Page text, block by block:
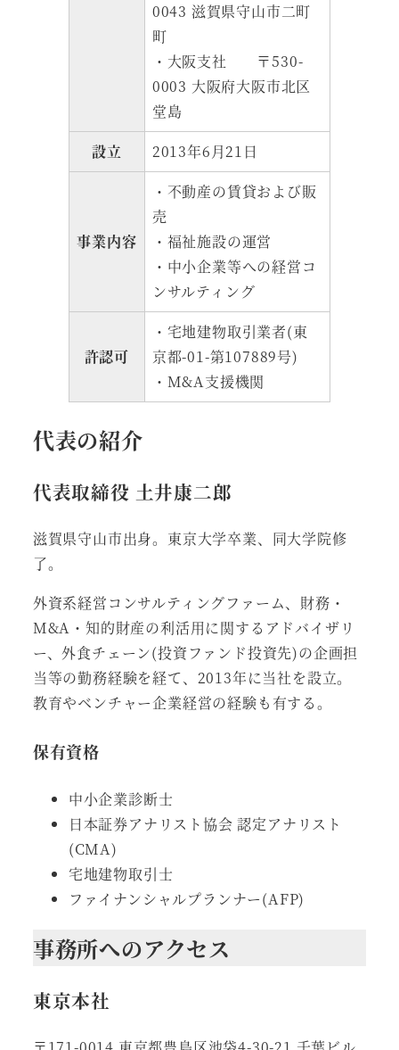
0043 滋賀県守山市二町
町
・大阪支社 〒530-
0003 大阪府大阪市北区
堂島
設立
2013年6月21日
事業内容
・不動産の賃貸および販
売
・福祉施設の運営
・中小企業等への経営コ
ンサルティング
許認可
・宅地建物取引業者(東
京都-01-第107889号)
・M&A支援機関
代表の紹介
代表取締役 土井康二郎
滋賀県守山市出身。東京大学卒業、同大学院修
了。
外資系経営コンサルティングファーム、財務・
M&A・知的財産の利活用に関するアドバイザリ
ー、外食チェーン(投資ファンド投資先)の企画担
当等の勤務経験を経て、2013年に当社を設立。
教育やベンチャー企業経営の経験も有する。
保有資格
中小企業診断士
日本証券アナリスト協会 認定アナリスト
(CMA)
宅地建物取引士
ファイナンシャルプランナー(AFP)
事務所へのアクセス
東京本社